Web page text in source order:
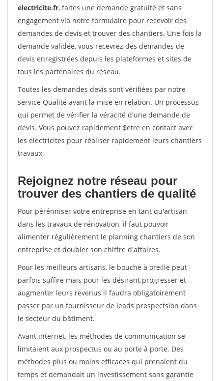
electricite.fr, faites une demande gratuite et sans
engagement via notre formulaire pour recevoir des
demandes de devis et trouver des chantiers. Une fois la
demande validée, vous recevrez des demandes de
devis enregistrées depuis les plateformes et sites de
tous les partenaires du réseau.
Toutes les demandes devis sont vérifiées par notre
service Qualité avant la mise en relation. Un processus
qui permet de vérifier la véracité d'une demande de
devis. Vous pouvez rapidement $etre en contact avec
les electricites pour réaliser rapidement leurs chantiers
travaux.
Rejoignez notre réseau pour
trouver des chantiers de qualité
Pour pérénniser votre entreprise en tant qu'artisan
dans les travaux de rénovation, il faut pouvoir
alimenter régulièrement le planning chantiers de son
entreprise et doubler son chiffre d'affaires.
Pour les meilleurs artisans, le bouche à oreille peut
parfois suffire mais pour les désirant progresser et
augmenter leurs revenus il faudra obligatoirement
passer par un fournisseur de leads prospectsion dans
le secteur du bâtiment.
Avant internet, les méthodes de communication se
limitaient aux prospectus ou au porte à porte. Des
méthodes plus ou moins efficaces qui prenaient du
temps et demandait un investissement sans garantie